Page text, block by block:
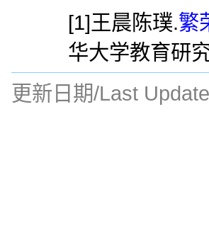
[1]王晨陈璞.繁
华大学教育研
更新日期/Last